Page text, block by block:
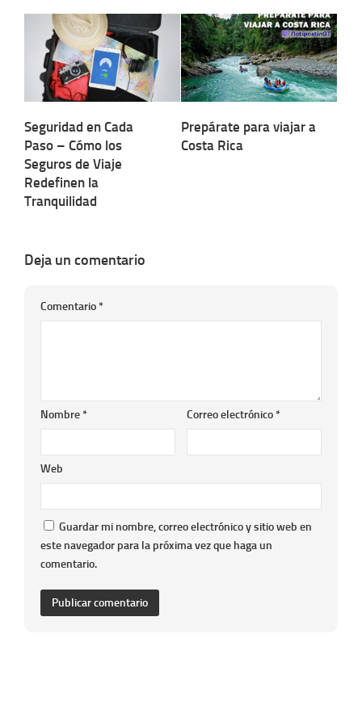
Seguridad en Cada
Paso – Cómo los
Seguros de Viaje
Redefinen la
Tranquilidad
Prepárate para viajar a
Costa Rica
Deja un comentario
Comentario*
Nombre* Correo electrónico*
Web
Guardar mi nombre, correo electrónico y sitio web en
este navegador para la próxima vez que haga un
comentario.